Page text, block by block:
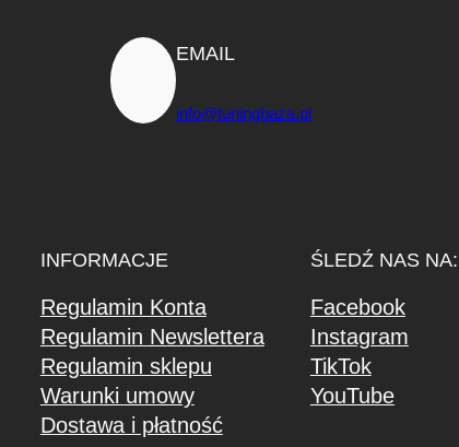
EMAIL
info@tuningbaza.pl
INFORMACJE
Regulamin Konta
Regulamin Newslettera
Regulamin sklepu
Warunki umowy
Dostawa i płatność
ŚLEDŹ NAS NA:
Facebook
Instagram
TikTok
YouTube